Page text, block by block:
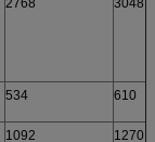
2768 3048
534 610
1092 1270